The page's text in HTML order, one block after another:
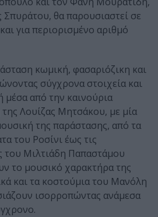
Σπυράτου, θα παρουσιαστεί σε
για περιορισμένο αριθμό
κωμική, φασαριόζικη και
σύγχρονα στοιχεία και
μέσα από την καινούρια
Λουίζας Μητσάκου, με μία
της παράστασης, από τα
του Ροσίνι έως τις
του Μιλτιάδη Παπαστάμου
το μουσικό χαρακτήρα της
και τα κοστούμια του Μανόλη
ισορροπώντας ανάμεσα